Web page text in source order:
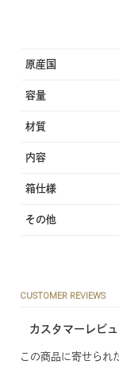
原産国
容量
材質
内容
箱仕様
その他
CUSTOMER REVIEWS
カスタマーレビ
この商品に寄せられ